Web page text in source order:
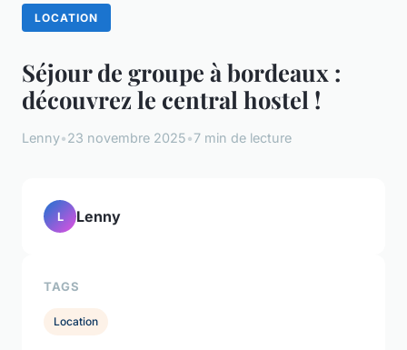
LOCATION
Séjour de groupe à bordeaux :
découvrez le central hostel !
Lenny•23 novembre 2025•7 min de lecture
L Lenny
TAGS
Location